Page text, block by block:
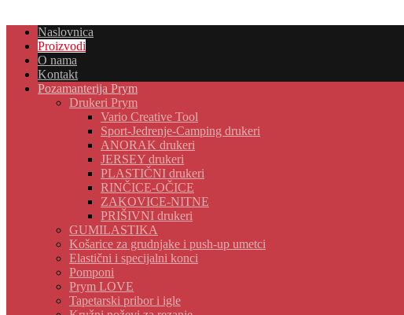
Naslovnica
Proizvodi
O nama
Kontakt
Pozamanterija Prym
Drukeri Prym
Vario Creative Tool
Sport-Jedrenje-Camping drukeri
ANORAK drukeri
JERSEY drukeri
PLASTIČNI drukeri
RINČICE-OČICE
ZAKOVICE-NITNE
PRIŠIVNI drukeri
GUMILASTIKA
Košarice za grudnjake i push-up umetci
Elastični i specijalni konci
Pomponi
Prym LOVE
Tapetarski pribor i igle